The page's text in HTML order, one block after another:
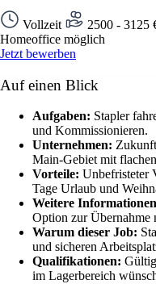
Vollzeit 2500 - 3125
Homeoffice möglich
Jetzt bewerben
Auf einen Blick
Aufgaben: Stapler
und Kommissionieren.
Unternehmen:
Main-Gebiet mit
Vorteile: Unbefristeter
Tage Urlaub und
Weitere
Option zur Übernahme
Warum dieser Job:
und sicheren
Qualifikationen:
im Lagerbereich